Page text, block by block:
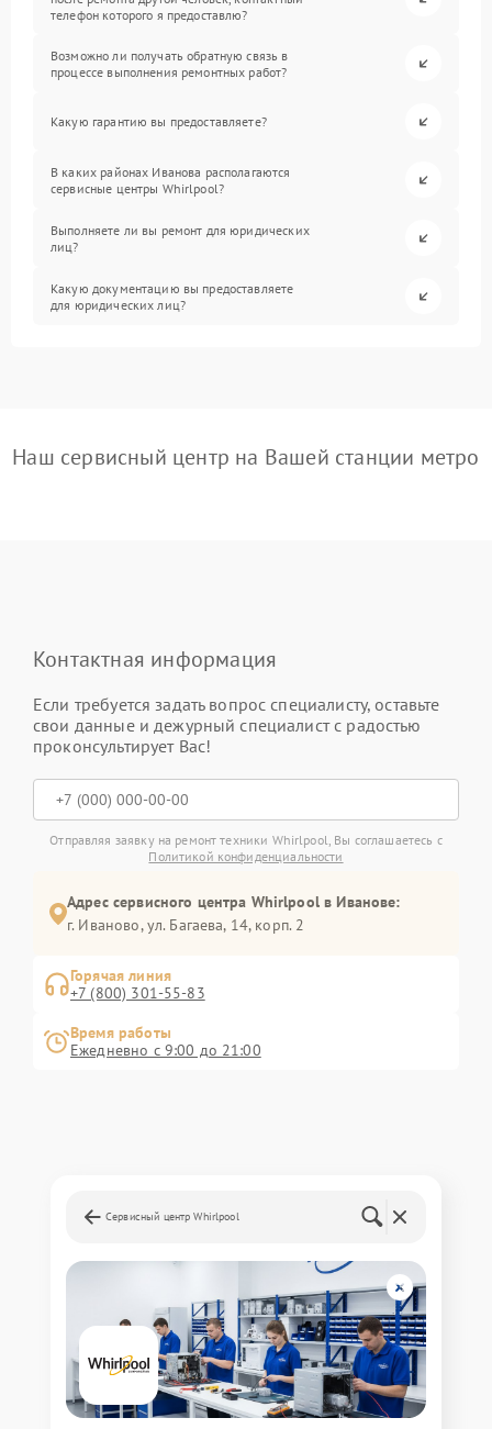
телефон которого я предоставлю?
Возможно ли получать обратную связь в
процессе выполнения ремонтных работ?
Какую гарантию вы предоставляете?
В каких районах Иванова располагаются
сервисные центры Whirlpool?
Выполняете ли вы ремонт для юридических
лиц?
Какую документацию вы предоставляете
для юридических лиц?
Наш сервисный центр на Вашей станции метро
Контактная информация
Если требуется задать вопрос специалисту, оставьте
свои данные и дежурный специалист с радостью
проконсультирует Вас!
Отправляя заявку на ремонт техники Whirlpool, Вы соглашаетесь с
Политикой конфиденциальности
Адрес сервисного центра Whirlpool в Иванове:
г. Иваново, ул. Багаева, 14, корп. 2
Горячая линия
+7 (800) 301-55-83
Время работы
Ежедневно с 9:00 до 21:00
Сервисный центр Whirlpool